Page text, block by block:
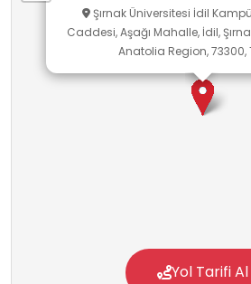
Şırnak Üniversitesi İdil
Caddesi, Aşağı Mahalle, İdil,
Anatolia Region, 73300,
Yol Tarifi Al